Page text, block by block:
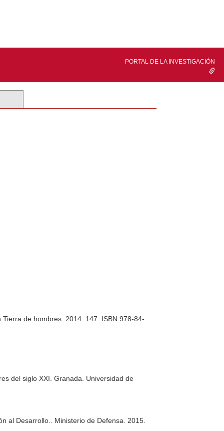
PORTAL DE LA INVESTIGACIÓN
de hombres. 2014. 147. ISBN 978-84-
del siglo XXI . Granada. Universidad de
al Desarrollo.
. Ministerio de Defensa. 2015.